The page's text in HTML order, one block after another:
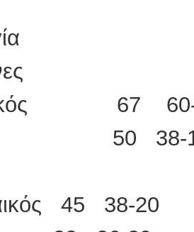
67 60-
50 38-
45 38-20